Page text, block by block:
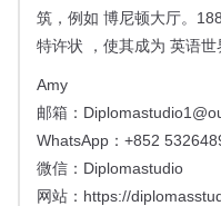
筑，例如 博尼顿大厅。
特许状 ，使其成为 英语世
Amy
邮箱：
WhatsApp：+852
微信：Diplomastudio
网站：https://